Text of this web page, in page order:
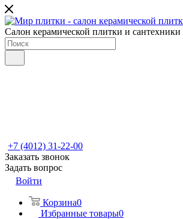
Салон керамической плитки и сантехники
+7 (4012) 31-22-00
Заказать звонок
Задать вопрос
Войти
Корзина0
Избранные товары0